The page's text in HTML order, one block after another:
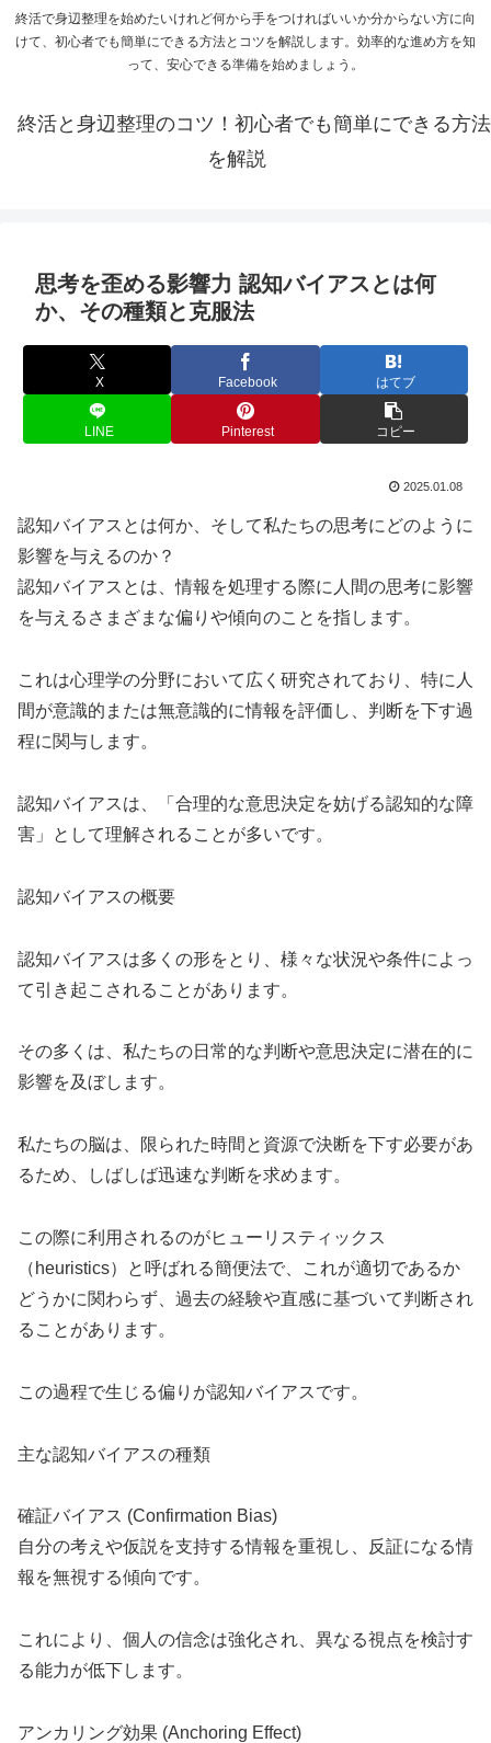
終活で身辺整理を始めたいけれど何から手をつければいいか分からない方に向
けて、初心者でも簡単にできる方法とコツを解説します。効率的な進め方を知
って、安心できる準備を始めましょう。
終活と身辺整理のコツ！初心者でも簡単にできる方法
を解説
思考を歪める影響力 認知バイアスとは何
か、その種類と克服法
X Facebook はてブ
LINE Pinterest コピー
2025.01.08
認知バイアスとは何か、そして私たちの思考にどのように
影響を与えるのか？
認知バイアスとは、情報を処理する際に人間の思考に影響
を与えるさまざまな偏りや傾向のことを指します。
これは心理学の分野において広く研究されており、特に人
間が意識的または無意識的に情報を評価し、判断を下す過
程に関与します。
認知バイアスは、「合理的な意思決定を妨げる認知的な障
害」として理解されることが多いです。
認知バイアスの概要
認知バイアスは多くの形をとり、様々な状況や条件によっ
て引き起こされることがあります。
その多くは、私たちの日常的な判断や意思決定に潜在的に
影響を及ぼします。
私たちの脳は、限られた時間と資源で決断を下す必要があ
るため、しばしば迅速な判断を求めます。
この際に利用されるのがヒューリスティックス
（heuristics）と呼ばれる簡便法で、これが適切であるか
どうかに関わらず、過去の経験や直感に基づいて判断され
ることがあります。
この過程で生じる偏りが認知バイアスです。
主な認知バイアスの種類
確証バイアス (Confirmation Bias)
自分の考えや仮説を支持する情報を重視し、反証になる情
報を無視する傾向です。
これにより、個人の信念は強化され、異なる視点を検討す
る能力が低下します。
アンカリング効果 (Anchoring Effect)